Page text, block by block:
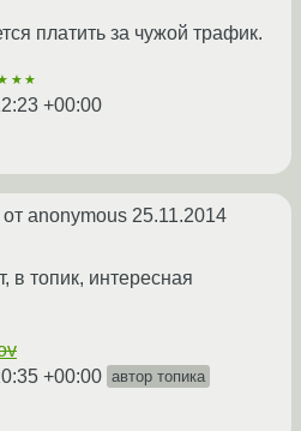
платить за чужой трафик.
+00:00
от anonymous 25.11.2014
в топик, интересная
+00:00 автор топика